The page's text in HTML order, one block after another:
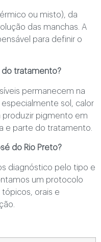
ou misto), da
das manchas. A
para definir o
do tratamento?
permanecem na
sol, calor
produzir pigmento em
e parte do tratamento.
do Rio Preto?
diagnóstico pelo tipo e
um protocolo
orais e